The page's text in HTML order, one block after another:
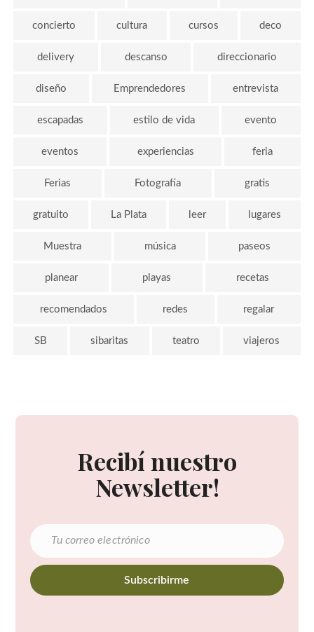
concierto cultura cursos deco
delivery descanso direccionario
diseño Emprendedores entrevista
escapadas estilo de vida evento
eventos experiencias feria
Ferias Fotografía gratis
gratuito La Plata leer lugares
Muestra música paseos
planear playas recetas
recomendados redes regalar
SB sibaritas teatro viajeros
Recibí nuestro
Newsletter!